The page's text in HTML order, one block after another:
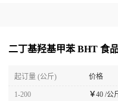
二丁基羟基甲苯 BHT 食
起订量 (公斤) 价格
1-200 ￥40 /公